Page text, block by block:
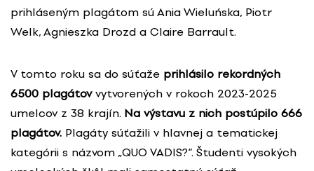
prihláseným plagátom sú Ania Wieluńska, Piotr
Welk, Agnieszka Drozd a Claire Barrault.
V tomto roku sa do súťaže prihlásilo rekordných
6500 plagátovvytvorených v rokoch 2023-2025
umelcov z 38 krajín. Na výstavu z nich postúpilo 666
plagátov. Plagáty súťažili v hlavnej a tematickej
kategórii s názvom „QUO VADIS?“. Študenti vysokých